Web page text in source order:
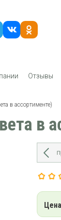
Отзывы
в ассортименте)
в